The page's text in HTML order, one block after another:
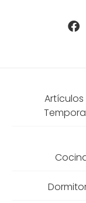
Artículos